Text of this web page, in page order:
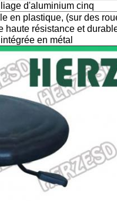
d'aluminium cinq
en plastique, (sur des
haute résistance et
en métal